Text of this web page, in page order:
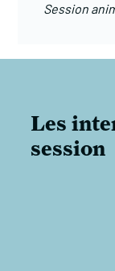
Session
Les
session